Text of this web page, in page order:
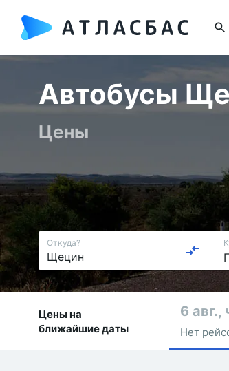
Автобусы
Цены
Откуда?
Цены на
ближайшие даты
6 авг.,
Нет